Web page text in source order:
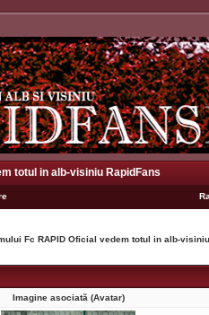
totul in alb-visiniu RapidFans
Fc RAPID Oficial vedem totul in alb-
Imagine asociată (Avatar)